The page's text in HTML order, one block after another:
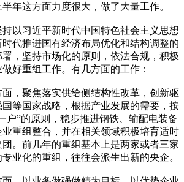
年这方面力度很大，做了大量工作。
以习近平新时代中国特色社会主义思想
代推进国有经济布局优化和结构调整的
，坚持市场化的原则，依法合规，积极
好重组工作。有几方面的工作：
，聚焦落实供给侧结构性改革，创新驱
等国家战略，根据产业发展的需要，按
户”的原则，稳步推进钢铁、输配电装备
重组整合，并在相关领域积极培育适时
。前几年的重组基本上是两家或者三家
业化的重组，往往会派生出新的央企。